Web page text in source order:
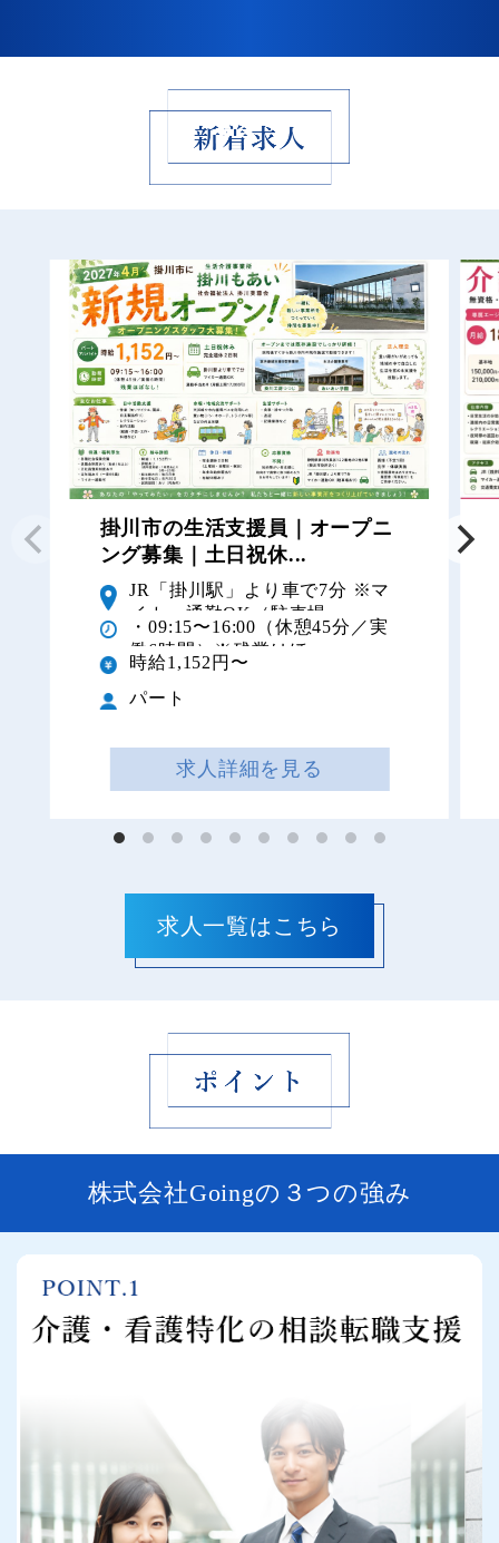
掛川市の生活支援員｜オープニ
ング募集｜土日祝休...
JR「掛川駅」より車で7分 ※マ
イカー通勤OK（駐車場...
・09:15〜16:00（休憩45分／実
働6時間）※残業はほ...
時給1,152円〜
パート
求人詳細を見る
株式会社Goingの３つの強み